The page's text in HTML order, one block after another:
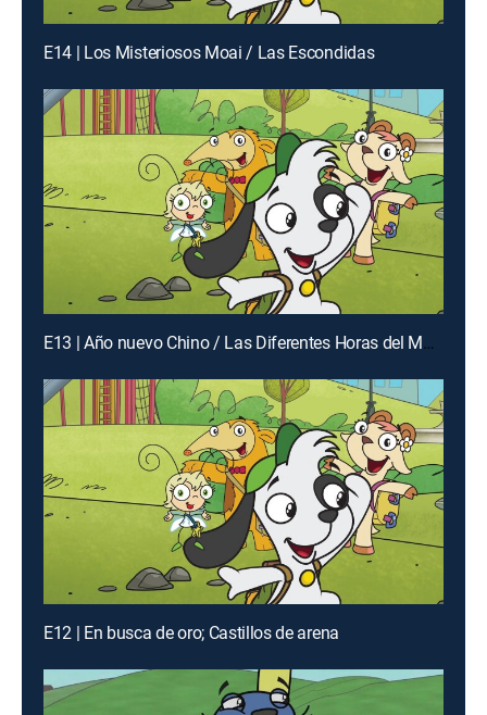
E14 | Los Misteriosos Moai / Las Escondidas
E13 | Año nuevo Chino / Las Diferentes Horas del Mundo
E12 | En busca de oro; Castillos de arena